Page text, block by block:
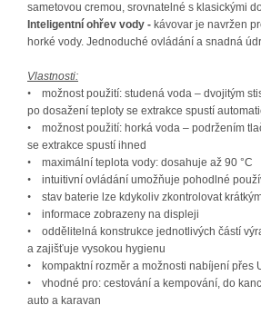
sametovou cremou, srovnatelné s klasickými
Inteligentní ohřev vody - kávovar je navržen
horké vody. Jednoduché ovládání a snadná
Vlastnosti:
• možnost použití: studená voda – dvojitým
po dosažení teploty se extrakce spustí
• možnost použití: horká voda – podržením
se extrakce spustí ihned
• maximální teplota vody: dosahuje až 90 °C
• intuitivní ovládání umožňuje pohodlné
• stav baterie lze kdykoliv zkontrolovat
• informace zobrazeny na displeji
• oddělitelná konstrukce jednotlivých částí
a zajišťuje vysokou hygienu
•
kompaktní rozměr a možnosti nabíjení přes
• vhodné pro: cestování a kempování, do
auto a karavan